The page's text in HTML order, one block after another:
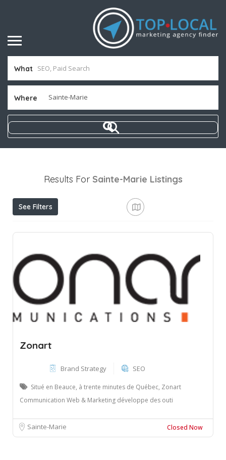
What
Where
Results For Sainte-Marie Listings
See Filters
Zonart
Brand Strategy SEO
Situé en Beauce, à trente minutes de Québec, Zonart
Communication Web & Marketing développe des outi
Sainte-Marie Closed Now